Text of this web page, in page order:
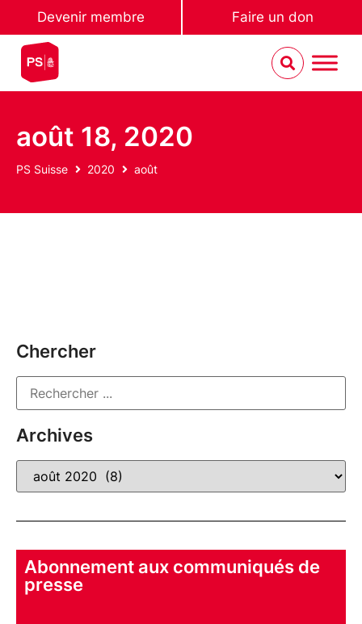
Devenir membre Faire un don
août 18, 2020
PS Suisse 2020 août
Chercher
Archives
Abonnement aux communiqués de
presse